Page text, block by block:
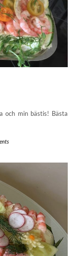
och min bästis! Bästa